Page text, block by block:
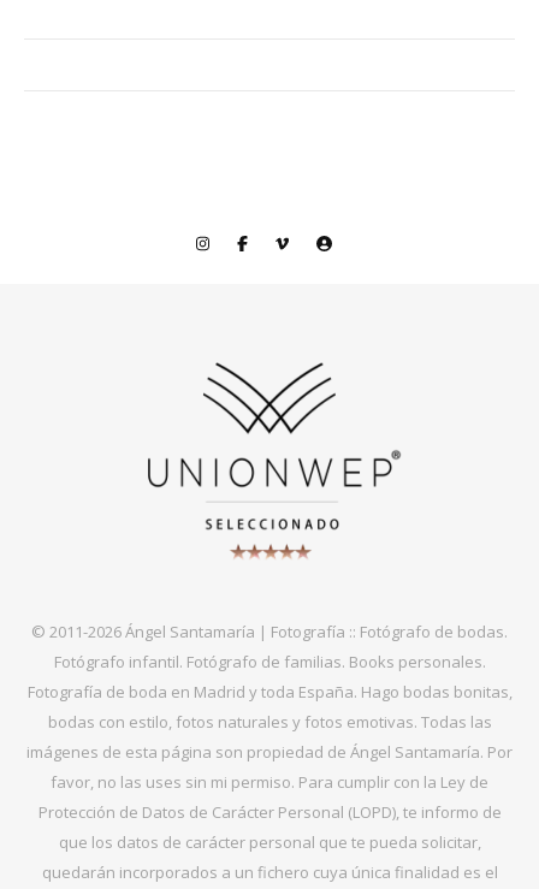
© 2011-2026 Ángel Santamaría | Fotografía :: Fotógrafo de bodas.
Fotógrafo infantil. Fotógrafo de familias. Books personales.
Fotografía de boda en Madrid y toda España. Hago bodas bonitas,
bodas con estilo, fotos naturales y fotos emotivas. Todas las
imágenes de esta página son propiedad de Ángel Santamaría. Por
favor, no las uses sin mi permiso. Para cumplir con la Ley de
Protección de Datos de Carácter Personal (LOPD), te informo de
que los datos de carácter personal que te pueda solicitar,
quedarán incorporados a un fichero cuya única finalidad es el